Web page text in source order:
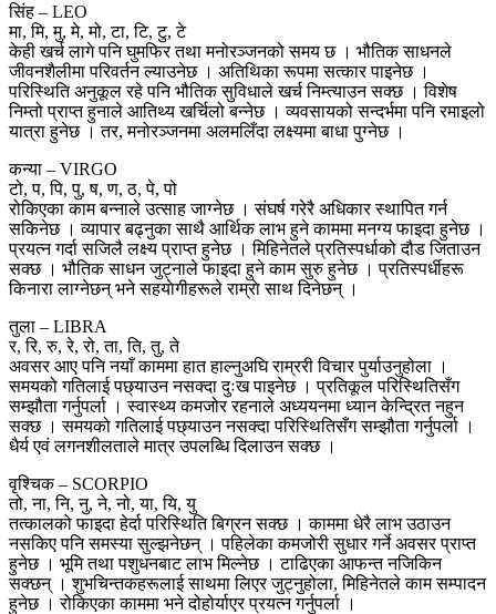
सिंह – LEO
मा, मि, मु, मे, मो, टा, टि, टु, टे
केही खर्च लागे पनि घुमफिर तथा मनोरञ्जनको समय छ । भौतिक साधनले
जीवनशैलीमा परिवर्तन ल्याउनेछ । अतिथिका रूपमा सत्कार पाइनेछ ।
परिस्थिति अनुकूल रहे पनि भौतिक सुविधाले खर्च निम्त्याउन सक्छ । विशेष
निम्तो प्राप्त हुनाले आतिथ्य खर्चिलो बन्नेछ । व्यवसायको सन्दर्भमा पनि रमाइलो
यात्रा हुनेछ । तर, मनोरञ्जनमा अलमलिँदा लक्ष्यमा बाधा पुग्नेछ ।
कन्या – VIRGO
टो, प, पि, पु, ष, ण, ठ, पे, पो
रोकिएका काम बन्नाले उत्साह जाग्नेछ । संघर्ष गरेरै अधिकार स्थापित गर्न
सकिनेछ । व्यापार बढ्नुका साथै आर्थिक लाभ हुने काममा मनग्य फाइदा हुनेछ ।
प्रयत्न गर्दा सजिलै लक्ष्य प्राप्त हुनेछ । मिहिनेतले प्रतिस्पर्धाको दौड जिताउन
सक्छ । भौतिक साधन जुट्नाले फाइदा हुने काम सुरु हुनेछ । प्रतिस्पर्धीहरू
किनारा लाग्नेछन् भने सहयाेगीहरूले राम्राे साथ दिनेछन् ।
तुला – LIBRA
र, रि, रु, रे, रो, ता, ति, तु, ते
अवसर आए पनि नयाँ काममा हात हाल्नुअघि राम्ररी विचार पुर्याउनुहोला ।
समयको गतिलाई पछ्याउन नसक्दा दुःख पाइनेछ । प्रतिकूल परिस्थितिसँग
सम्झौता गर्नुपर्ला । स्वास्थ्य कमजोर रहनाले अध्ययनमा ध्यान केन्द्रित नहुन
सक्छ । समयको गतिलाई पछ्याउन नसक्दा परिस्थितिसँग सम्झौता गर्नुपर्ला ।
धैर्य एवं लगनशीलताले मात्र उपलब्धि दिलाउन सक्छ ।
वृश्चिक – SCORPIO
तो, ना, नि, नु, ने, नो, या, यि, यु
तत्कालको फाइदा हेर्दा परिस्थिति बिग्रन सक्छ । काममा धेरै लाभ उठाउन
नसकिए पनि समस्या सुल्झनेछन् । पहिलेका कमजोरी सुधार गर्ने अवसर प्राप्त
हुनेछ । भूमि तथा पशुधनबाट लाभ मिल्नेछ । टाढिएका आफन्त नजिकिन
सक्छन् । शुभचिन्तकहरूलाई साथमा लिएर जुट्नुहोला, मिहिनेतले काम सम्पादन
हुनेछ । रोकिएका काममा भने दोहोर्याएर प्रयत्न गर्नुपर्ला ।